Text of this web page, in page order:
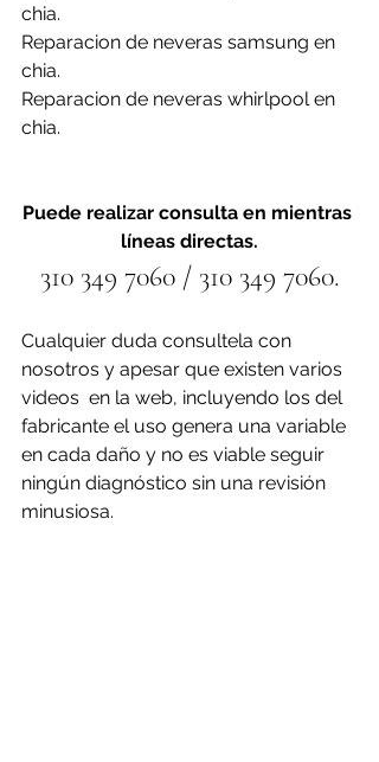
chia.
Reparacion de neveras samsung en
chia.
Reparacion de neveras whirlpool en
chia.
Puede realizar consulta en mientras
líneas directas.
310 349 7060 / 310 349 7060.
Cualquier duda consultela con
nosotros y apesar que existen varios
videos  en la web, incluyendo los del
fabricante el uso genera una variable
en cada daño y no es viable seguir
ningún diagnóstico sin una revisión
minusiosa.